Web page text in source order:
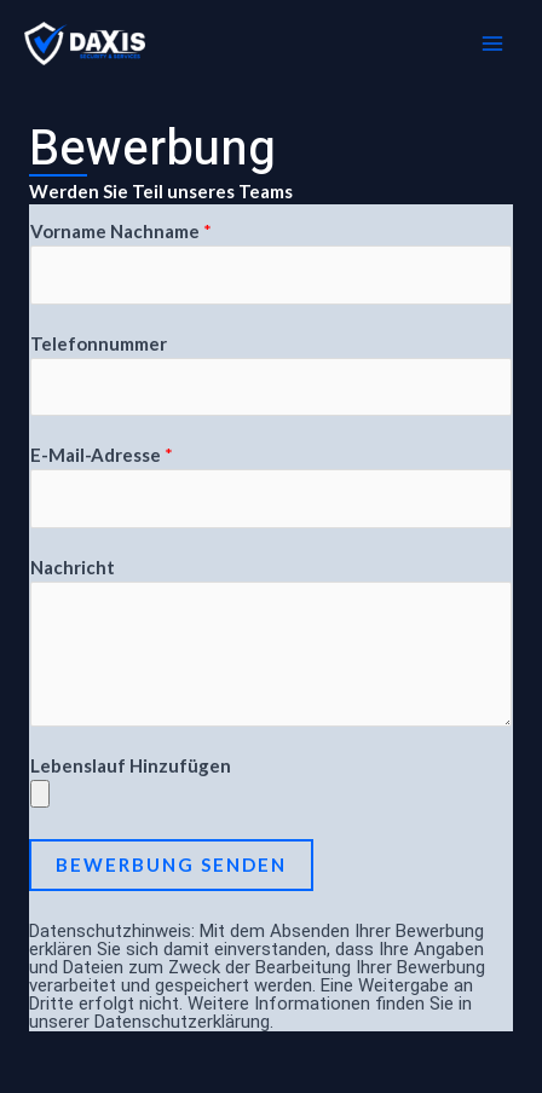
Inhalt
springen
Bewerbung
Werden Sie Teil unseres Teams
Vorname Nachname *
Telefonnummer
o
n
a
m
r
n
a
e
E-Mail-Adresse *
Nachricht
Lebenslauf Hinzufügen
BEWERBUNG SENDEN
Datenschutzhinweis: Mit dem Absenden Ihrer Bewerbung
erklären Sie sich damit einverstanden, dass Ihre Angaben
und Dateien zum Zweck der Bearbeitung Ihrer Bewerbung
verarbeitet und gespeichert werden. Eine Weitergabe an
Dritte erfolgt nicht. Weitere Informationen finden Sie in
unserer Datenschutzerklärung.